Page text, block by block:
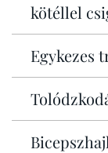
kötéllel
Egykezes